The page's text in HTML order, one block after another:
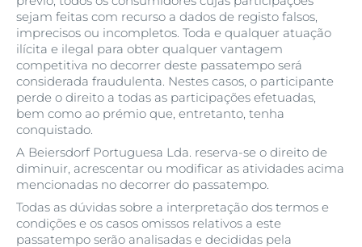
sejam feitas com recurso a dados de registo falsos,
imprecisos ou incompletos. Toda e qualquer atuação
ilícita e ilegal para obter qualquer vantagem
competitiva no decorrer deste passatempo será
considerada fraudulenta. Nestes casos, o participante
perde o direito a todas as participações efetuadas,
bem como ao prémio que, entretanto, tenha
conquistado.
A Beiersdorf Portuguesa Lda. reserva-se o direito de
diminuir, acrescentar ou modificar as atividades acima
mencionadas no decorrer do passatempo.
Todas as dúvidas sobre a interpretação dos termos e
condições e os casos omissos relativos a este
passatempo serão analisadas e decididas pela